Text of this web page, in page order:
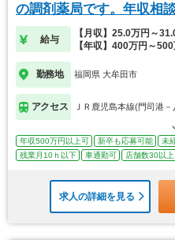
の調剤薬局です。年収相
給与
【月収】25.0万円～
【年収】400万円～
勤務地 福岡県 大牟田市
アクセス ＪＲ鹿児島本線(門司港
年収500万円以上可 新卒も応募可能 未
残業月10ｈ以下
車通勤可 店舗数30以上
求人の詳細を見る